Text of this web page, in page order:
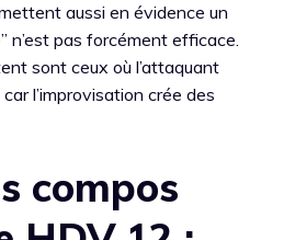
aussi en évidence un
n’est pas forcément efficace.
sont ceux où l’attaquant
l’improvisation crée des
compos